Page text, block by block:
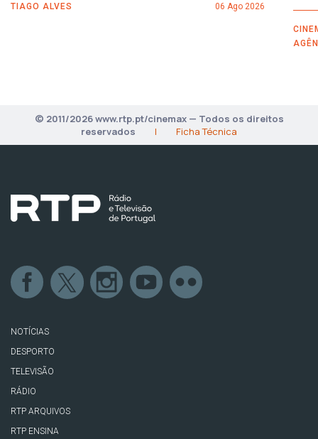
TIAGO ALVES 06 Ago 2026
© 2011/2026 www.rtp.pt/cinemax — Todos os direitos
reservados
| Ficha Técnica
NOTÍCIAS
DESPORTO
TELEVISÃO
RÁDIO
RTP ARQUIVOS
RTP ENSINA